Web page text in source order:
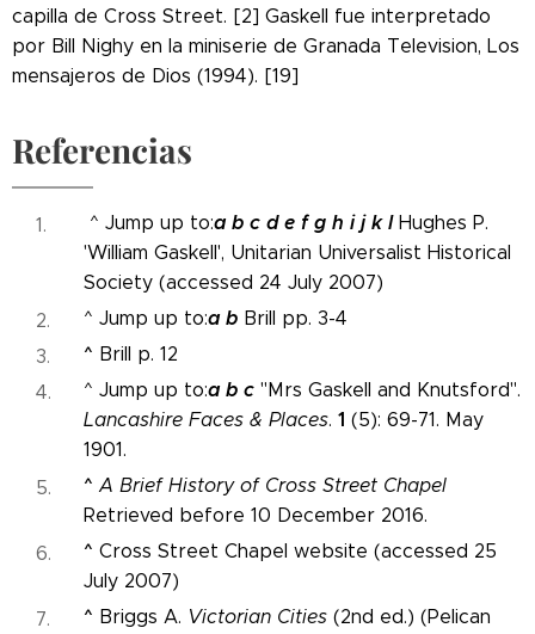
capilla de Cross Street. [2] Gaskell fue interpretado
por Bill Nighy en la miniserie de Granada Television, Los
mensajeros de Dios (1994). [19]
Referencias
^ Jump up to:a b c d e f g h i j k lHughes P.
'William Gaskell', Unitarian Universalist Historical
Society (accessed 24 July 2007)
^ Jump up to:a b Brill pp. 3-4
^ Brill p. 12
^ Jump up to:a b c "Mrs Gaskell and Knutsford".
Lancashire Faces & Places. 1 (5): 69-71. May
1901.
^ A Brief History of Cross Street Chapel
Retrieved before 10 December 2016.
^ Cross Street Chapel website (accessed 25
July 2007)
^ Briggs A. Victorian Cities (2nd ed.) (Pelican